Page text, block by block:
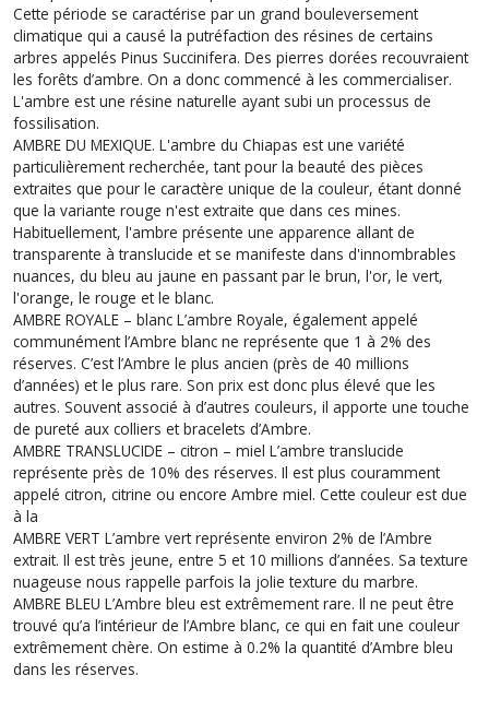
Cette période se caractérise par un grand bouleversement
climatique qui a causé la putréfaction des résines de certains
arbres appelés Pinus Succinifera. Des pierres dorées recouvraient
les forêts d’ambre. On a donc commencé à les commercialiser.
L'ambre est une résine naturelle ayant subi un processus de
fossilisation.
AMBRE DU MEXIQUE. L'ambre du Chiapas est une variété
particulièrement recherchée, tant pour la beauté des pièces
extraites que pour le caractère unique de la couleur, étant donné
que la variante rouge n'est extraite que dans ces mines.
Habituellement, l'ambre présente une apparence allant de
transparente à translucide et se manifeste dans d'innombrables
nuances, du bleu au jaune en passant par le brun, l'or, le vert,
l'orange, le rouge et le blanc.
AMBRE ROYALE – blanc L’ambre Royale, également appelé
communément l’Ambre blanc ne représente que 1 à 2% des
réserves. C’est l’Ambre le plus ancien (près de 40 millions
d’années) et le plus rare. Son prix est donc plus élevé que les
autres. Souvent associé à d’autres couleurs, il apporte une touche
de pureté aux colliers et bracelets d’Ambre.
AMBRE TRANSLUCIDE – citron – miel L’ambre translucide
représente près de 10% des réserves. Il est plus couramment
appelé citron, citrine ou encore Ambre miel. Cette couleur est due
à la
AMBRE VERT L’ambre vert représente environ 2% de l’Ambre
extrait. Il est très jeune, entre 5 et 10 millions d’années. Sa texture
nuageuse nous rappelle parfois la jolie texture du marbre.
AMBRE BLEU L’Ambre bleu est extrêmement rare. Il ne peut être
trouvé qu’a l’intérieur de l’Ambre blanc, ce qui en fait une couleur
extrêmement chère. On estime à 0.2% la quantité d’Ambre bleu
dans les réserves.